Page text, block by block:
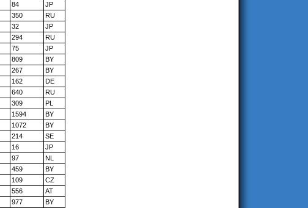
84
JP
350
RU
32
JP
294
RU
75
JP
809
BY
267
BY
162
DE
640
RU
309
PL
1594
BY
1072
BY
214
SE
16
JP
97
NL
459
BY
109
CZ
556
AT
977
BY